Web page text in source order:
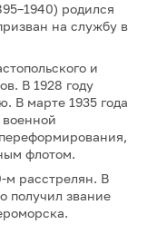
родился
на службу в
и
В 1928 году
В марте 1935 года
флотом.
м расстрелян. В
получил звание